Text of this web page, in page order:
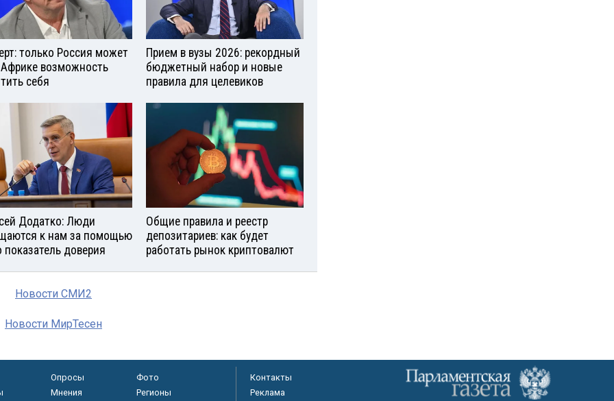
только Россия может
возможность
себя
Прием в вузы 2026: рекордный
бюджетный набор и новые
правила для целевиков
Додатко: Люди
к нам за помощью
показатель доверия
Общие правила и реестр
депозитариев: как будет
работать рынок криптовалют
Новости СМИ2
Новости МирТесен
Опросы
Фото
Мнения
Регионы
Контакты
Реклама